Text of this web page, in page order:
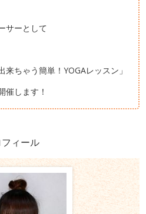
サーとして
来ちゃう簡単！YOGAレッスン」
催します！
フィール